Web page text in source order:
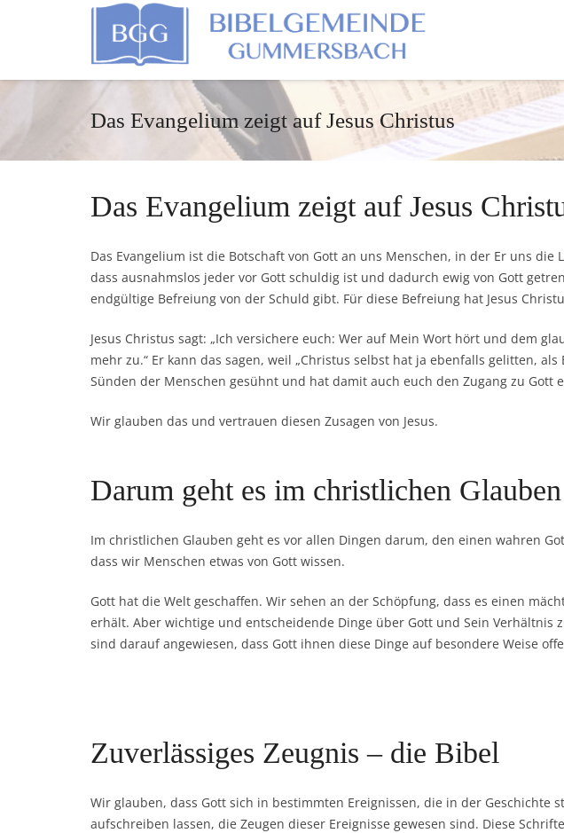
Das Evangelium zeigt auf Jesus Christus
Das Evangelium zeigt auf Jesus
Das Evangelium ist die Botschaft von Gott an uns Menschen, in der Er uns
dass ausnahmslos jeder vor Gott schuldig ist und dadurch ewig von Gott
endgültige Befreiung von der Schuld gibt. Für diese Befreiung hat Jesus
Jesus Christus sagt: „Ich versichere euch: Wer auf Mein Wort hört und dem
mehr zu.“ Er kann das sagen, weil „Christus selbst hat ja ebenfalls gelitten,
Sünden der Menschen gesühnt und hat damit auch euch den Zugang zu Gott
Wir glauben das und vertrauen diesen Zusagen von Jesus.
Darum geht es im christlichen Glauben
Im christlichen Glauben geht es vor allen Dingen darum, den einen wahren
dass wir Menschen etwas von Gott wissen.
Gott hat die Welt geschaffen. Wir sehen an der Schöpfung, dass es einen
erhält. Aber wichtige und entscheidende Dinge über Gott und Sein
sind darauf angewiesen, dass Gott ihnen diese Dinge auf besondere Weise
Zuverlässiges Zeugnis – die Bibel
Wir glauben, dass Gott sich in bestimmten Ereignissen, die in der
aufschreiben lassen, die Zeugen dieser Ereignisse gewesen sind. Diese